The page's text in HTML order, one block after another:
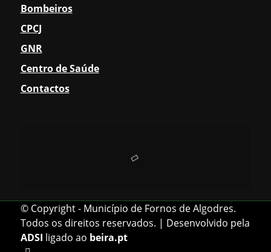
Fotos da Instalação da Câmara Municipal e
Algodres
Bombeiros
CPCJ
GNR
Centro de Saúde
Contactos
© Copyright - Município de Fornos de Algodres.
Todos os direitos reservados. | Desenvolvido pela
ADSI ligado ao beira.pt